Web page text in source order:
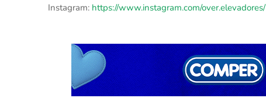
Instagram: https://www.instagram.com/over.elevadores/